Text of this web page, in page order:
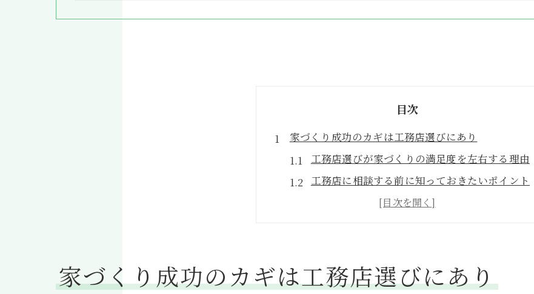
目次
家づくり成功のカギは工務店選びにあり
工務店選びが家づくりの満足度を左右する理由
工務店に相談する前に知っておきたいポイント
いわき市の工務店が支持される背景を解説
工務店とハウスメーカーの違い徹底解説
工務店とハウスメーカーの家づくり対応力の違い
家づくり成功のカギは工務店選びにあり